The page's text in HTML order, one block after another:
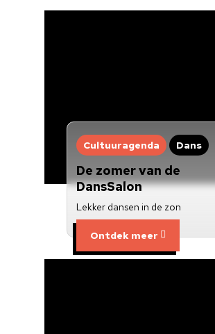
Cultuuragenda Dans
De zomer van de
DansSalon
Lekker dansen in de zon
Ontdek meer